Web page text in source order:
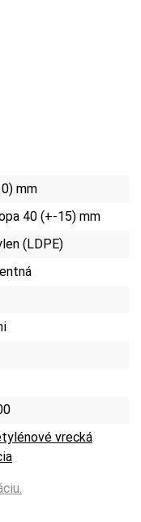
mm
40 (+-15) mm
(LDPE)
vrecká